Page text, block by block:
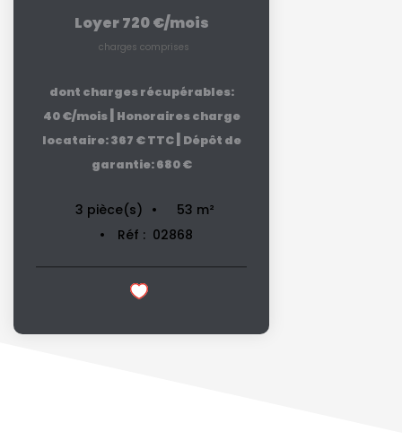
Loyer 720 €/mois
charges comprises
dont charges récupérables:
40 €/mois| Honoraires charge
locataire: 367 € TTC| Dépôt de
garantie: 680 €
3 pièce(s) 53 m²
Réf : 02868